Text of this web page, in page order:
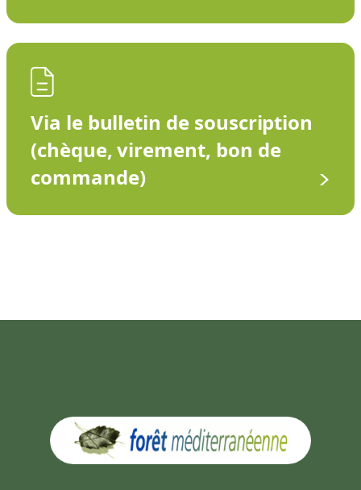
Via le bulletin de souscription
(chèque, virement, bon de
commande)